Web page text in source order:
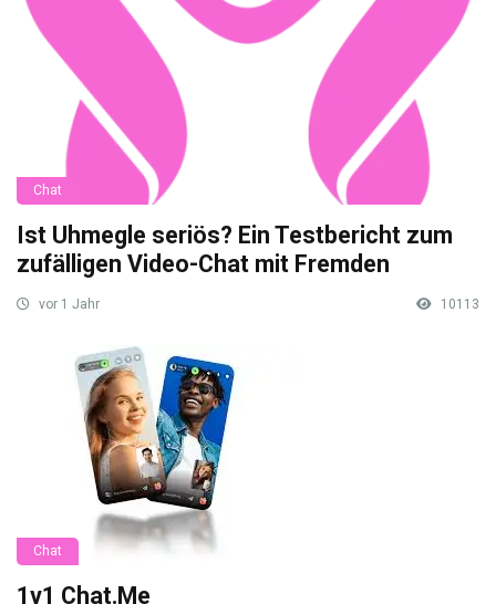
Chat
Ist Uhmegle seriös? Ein Testbericht zum
zufälligen Video-Chat mit Fremden
vor 1 Jahr 10113
Chat
1v1 Chat.Me